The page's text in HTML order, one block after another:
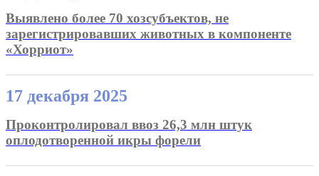
Выявлено более 70 хозсубъектов, не
зарегистрировавших животных в компоненте
«Хорриот»
17 декабря 2025
Проконтролировал ввоз 26,3 млн штук
оплодотворенной икры форели